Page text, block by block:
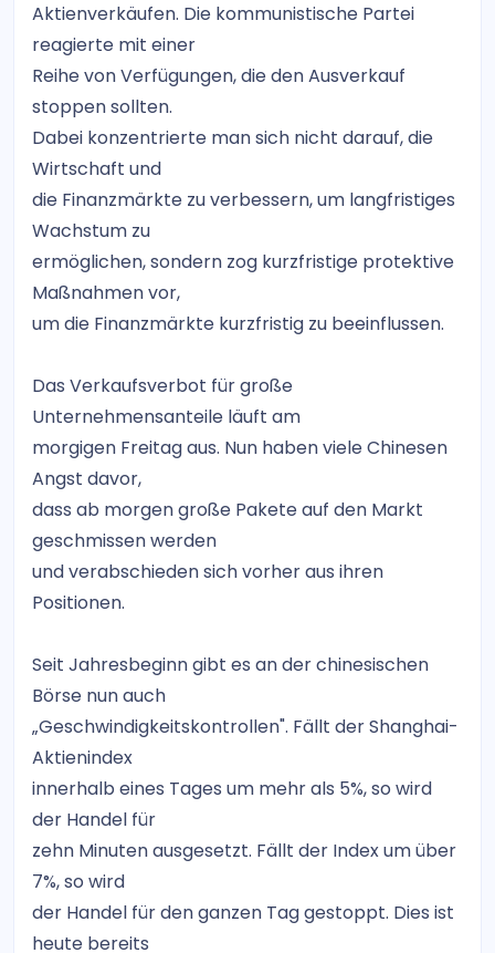
Aktienverkäufen. Die kommunistische Partei
reagierte mit einer
Reihe von Verfügungen, die den Ausverkauf
stoppen sollten.
Dabei konzentrierte man sich nicht darauf, die
Wirtschaft und
die Finanzmärkte zu verbessern, um langfristiges
Wachstum zu
ermöglichen, sondern zog kurzfristige protektive
Maßnahmen vor,
um die Finanzmärkte kurzfristig zu beeinflussen.
Das Verkaufsverbot für große
Unternehmensanteile läuft am
morgigen Freitag aus. Nun haben viele Chinesen
Angst davor,
dass ab morgen große Pakete auf den Markt
geschmissen werden
und verabschieden sich vorher aus ihren
Positionen.
Seit Jahresbeginn gibt es an der chinesischen
Börse nun auch
„Geschwindigkeitskontrollen". Fällt der Shanghai-
Aktienindex
innerhalb eines Tages um mehr als 5%, so wird
der Handel für
zehn Minuten ausgesetzt. Fällt der Index um über
7%, so wird
der Handel für den ganzen Tag gestoppt. Dies ist
heute bereits